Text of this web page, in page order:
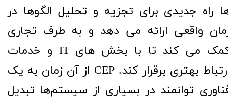
راه جدیدی برای تجزیه و تحلیل الگوها در
واقعی ارائه می دهد و به طرف تجاری
کمک می کند تا با بخش های IT و خدمات
ارتباط بهتری برقرار کند. CEP از آن زمان به یک
توانمند در بسیاری از سیستم‌ها تبدیل